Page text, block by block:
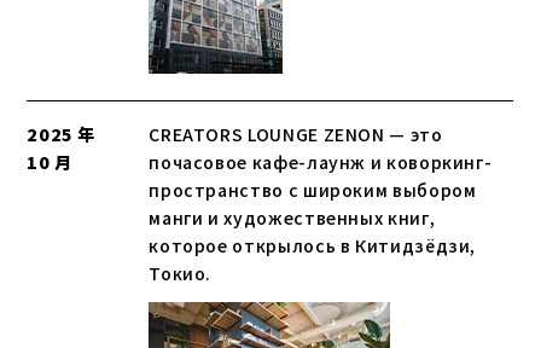
2025 年
10 月
CREATORS LOUNGE ZENON — это
почасовое кафе-лаунж и коворкинг-
пространство с широким выбором
манги и художественных книг,
которое открылось в Китидзёдзи,
Токио.